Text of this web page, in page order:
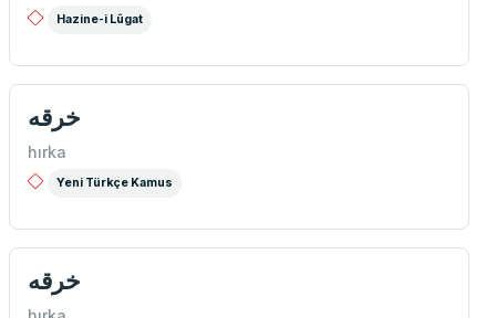
Hazine-i Lûgat
خرقه
hırka
Yeni Türkçe Kamus
خرقه